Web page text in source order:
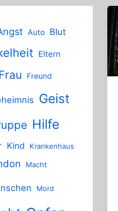
Auto Blut
Eltern
Frau Freund
Geist
Hilfe
Kind Krankenhaus
Macht
Mord